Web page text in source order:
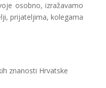
osobno, izražavamo
prijateljima, kolegama
znanosti Hrvatske